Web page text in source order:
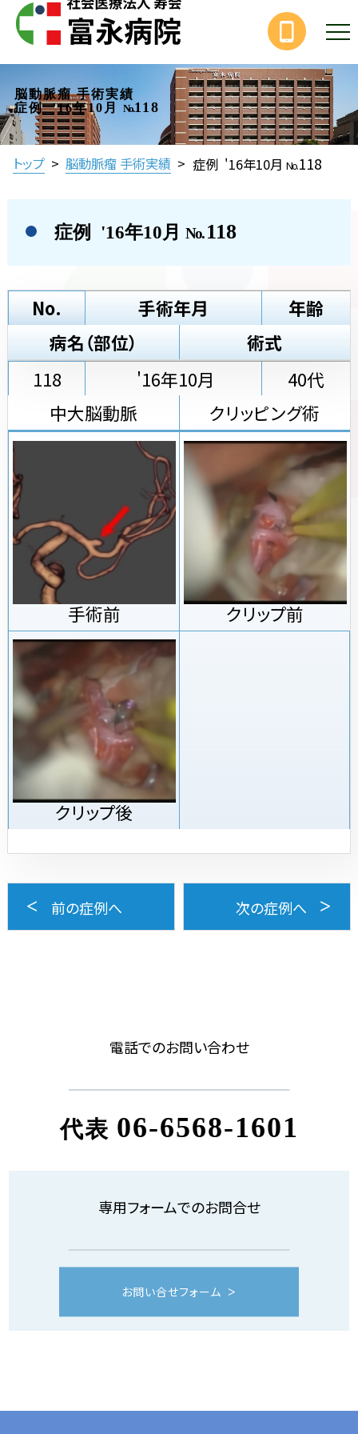
脳動脈瘤 手術実績
症例 '16年10月
No.118
トップ > 脳動脈瘤 手術実績 > 症例 '16年10月 No.118
症例 '16年10月 No.118
No. 手術年月
年齢
病名（部位）
術式
118
'16年10月
40代
中大脳動脈
クリッピング術
手術前 クリップ前
クリップ後
前の症例へ 次の症例へ
電話でのお問い合わせ
代表 06-6568-1601
専用フォームでのお問合せ
お問い合せフォーム